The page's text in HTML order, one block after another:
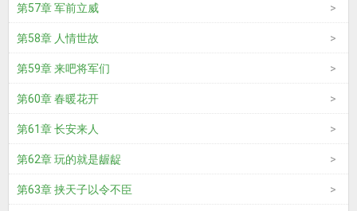
第57章 军前立威
第58章 人情世故
第59章 来吧将军们
第60章 春暖花开
第61章 长安来人
第62章 玩的就是龌龊
第63章 挟天子以令不臣